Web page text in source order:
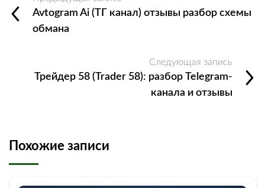
Avtogram Ai (ТГ канал) отзывы разбор схемы
обмана
Следующая запись
Трейдер 58 (Trader 58): разбор Telegram-
канала и отзывы
Похожие записи